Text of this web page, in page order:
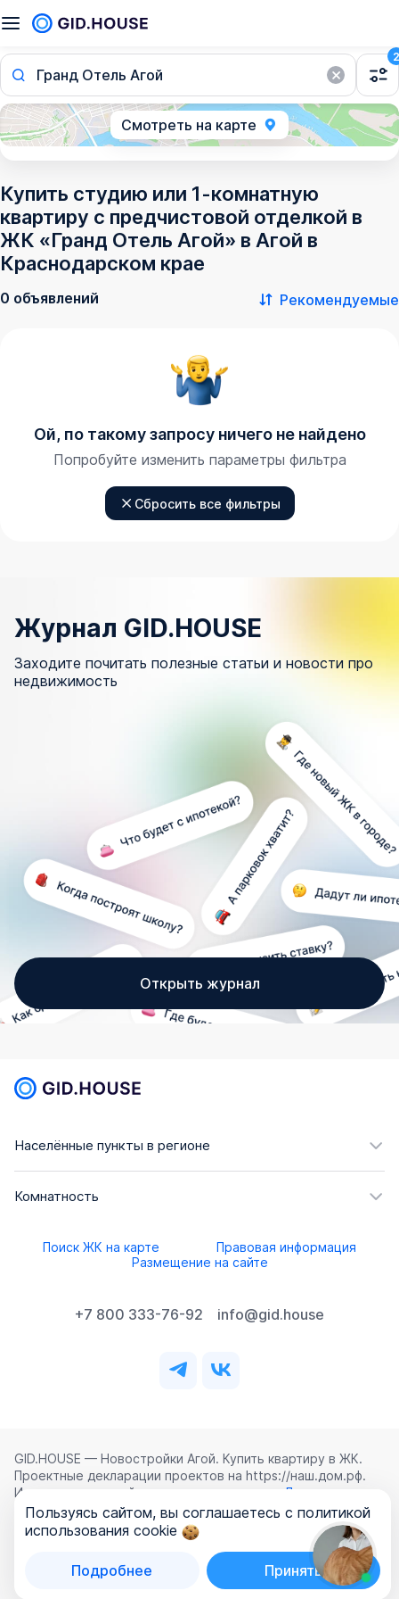
Гранд Отель Агой
2
Смотреть на карте
Купить студию или 1-комнатную
квартиру с предчистовой отделкой в
ЖК «Гранд Отель Агой» в Агой в
Краснодарском крае
0 объявлений Рекомендуемые
Ой, по такому запросу ничего не найдено
Попробуйте изменить параметры фильтра
Сбросить все фильтры
Журнал GID.HOUSE
Заходите почитать полезные статьи и новости про
недвижимость
Открыть журнал
Населённые пункты в регионе
Комнатность
Поиск ЖК на карте
Правовая информация
Размещение на сайте
+7 800 333-76-92 info@gid.house
GID.HOUSE — Новостройки Агой. Купить квартиру в ЖК.
Проектные декларации проектов на https://наш.дом.рф.
Использование сайта означает согласие с
Лицензионным
соглашением ,Политикой конфиденциальностии
Политикой обработки персональных данных
ООО «ГИД.ХАУЗ»
Пользуясь сайтом, вы соглашаетесь с политикой
использования cookie
Подробнее Принять